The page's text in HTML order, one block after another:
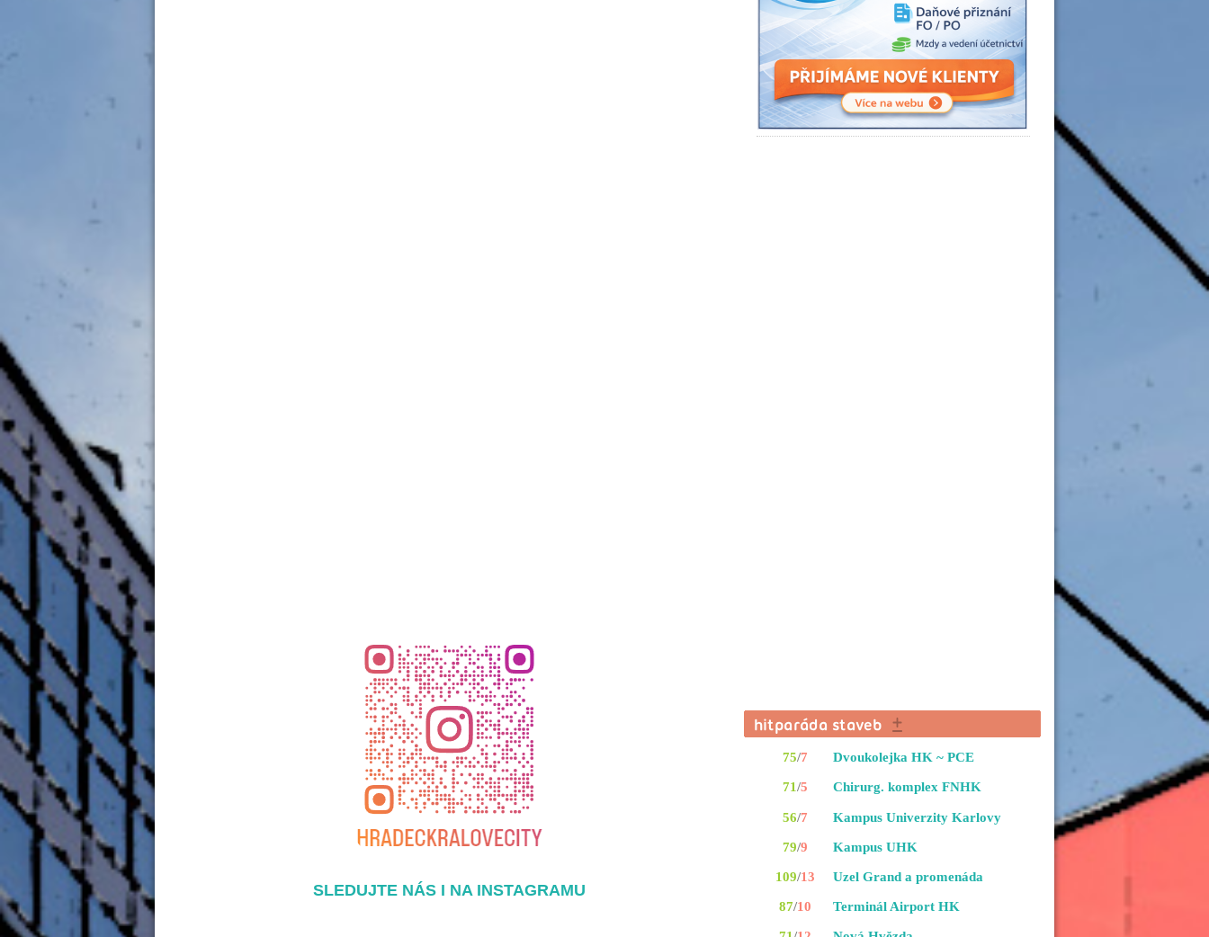
SLEDUJTE NÁS I NA INSTAGRAMU
75/7
71/5
56/7
79/9
109/13
87/10
Dvoukolejka HK ~ PCE
Chirurg. komplex FNHK
Kampus Univerzity Karlovy
Kampus UHK
Uzel Grand a promenáda
Terminál Airport HK